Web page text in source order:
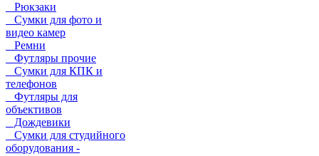
Рюкзаки
Сумки для фото и
видео камер
Ремни
Футляры прочие
Сумки для КПК и
телефонов
Футляры для
объективов
Дождевики
Сумки для студийного
оборудования -